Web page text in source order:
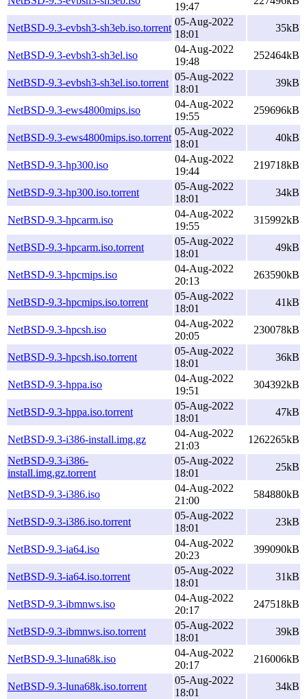
19:47
NetBSD-9.3-evbsh3-sh3eb.iso.torrent
05-Aug-2022
18:01
35kB
NetBSD-9.3-evbsh3-sh3el.iso
04-Aug-2022
19:48
252464kB
NetBSD-9.3-evbsh3-sh3el.iso.torrent
05-Aug-2022
18:01
39kB
NetBSD-9.3-ews4800mips.iso
04-Aug-2022
19:55
259696kB
NetBSD-9.3-ews4800mips.iso.torrent
05-Aug-2022
18:01
40kB
NetBSD-9.3-hp300.iso
04-Aug-2022
19:44
219718kB
NetBSD-9.3-hp300.iso.torrent
05-Aug-2022
18:01
34kB
NetBSD-9.3-hpcarm.iso
04-Aug-2022
19:55
315992kB
NetBSD-9.3-hpcarm.iso.torrent
05-Aug-2022
18:01
49kB
NetBSD-9.3-hpcmips.iso
04-Aug-2022
20:13
263590kB
NetBSD-9.3-hpcmips.iso.torrent
05-Aug-2022
18:01
41kB
NetBSD-9.3-hpcsh.iso
04-Aug-2022
20:05
230078kB
NetBSD-9.3-hpcsh.iso.torrent
05-Aug-2022
18:01
36kB
NetBSD-9.3-hppa.iso
04-Aug-2022
19:51
304392kB
NetBSD-9.3-hppa.iso.torrent
05-Aug-2022
18:01
47kB
NetBSD-9.3-i386-install.img.gz
04-Aug-2022
21:03
1262265kB
NetBSD-9.3-i386-
install.img.gz.torrent
05-Aug-2022
18:01
25kB
NetBSD-9.3-i386.iso
04-Aug-2022
21:00
584880kB
NetBSD-9.3-i386.iso.torrent
05-Aug-2022
18:01
23kB
NetBSD-9.3-ia64.iso
04-Aug-2022
20:23
399090kB
NetBSD-9.3-ia64.iso.torrent
05-Aug-2022
18:01
31kB
NetBSD-9.3-ibmnws.iso
04-Aug-2022
20:17
247518kB
NetBSD-9.3-ibmnws.iso.torrent
05-Aug-2022
18:01
39kB
NetBSD-9.3-luna68k.iso
04-Aug-2022
20:17
216006kB
NetBSD-9.3-luna68k.iso.torrent
05-Aug-2022
18:01
34kB